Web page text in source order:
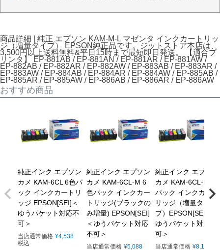
商品詳細 | 純正 エプソン KAM-M-L マゼンタ インクカートリッ
ジ（増量タイプ） EPSON純正品です。ジットストア本店は、
3,500円以上送料無料&平日15時まで最短即日発送。 【適合プ
リンタ】 EP-881AB / EP-881AN / EP-881AR / EP-881AW /
EP-882AB / EP-882AR / EP-882AW / EP-883AB / EP-883AR /
EP-883AW / EP-884AB / EP-884AR / EP-884AW / EP-885AB /
EP-885AR / EP-885AW / EP-886AB / EP-886AR / EP-886AW
おすすめ商品
純正インク エプソン
カメ KAM-6CL 6色パ
ック インクカートリ
ッジ EPSON[SEI]＜
ゆうパケット対応不
可＞
当店通常価格 ¥4,538
税込
純正インク エプソン
カメ KAM-6CL-M 6
色パック インクカー
トリッジ(ブラックの
み増量) EPSON[SEI]
＜ゆうパケット対応
不可＞
当店通常価格 ¥5,088
純正インク エプソン
カメ KAM-6CL-L 6色
パック インクカート
リッジ（増量タイ
プ）EPSON[SEI]＜
ゆうパケット対応不
可＞
当店通常価格 ¥8,113